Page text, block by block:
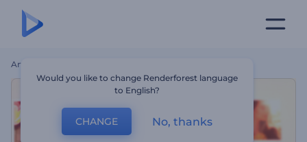
Ana Sayfa
Would you like to change Renderforest language
to English?
CHANGE No, thanks